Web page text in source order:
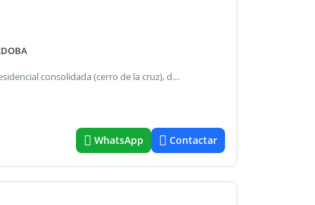
Excelente propiedad con 7 dormitorios ubicada en zona residencial consolidada (cerro de la cruz), destacada por su s&oacute;lido estado de conservaci&oacute;n, funcionalidad y excepcional vista. Especificaciones t&eacute;cnicas: -superficie: 5.500 m&sup2; de terreno | 398 m&sup2; cubiertos. -Dormitorios: 7 habitaciones (4 suites de generosas dimensiones). -&Aacute;rea social: gran living central con doble acceso, galer&iacute;a de vistas panor&aacute;micas, quincho cerrado con asador. -Servicios y dependencias: cocina equipada, cuarto y ba&ntilde;o de servicio, 4 dep&oacute;sitos de guardado. Instalaciones: calefacci&oacute;n central, grupo de limpieza en piscina, alarma y cochera techada para 2 autos. Calidad constructiva: ladrillo visto tradicional, pisos de granito, aberturas de madera. Servicios independientes en ambas alas de la propiedad. -Atenci&oacute;n precio: usd 260.000 una oportunidad &uacute;nica por m&sup2; y ubicaci&oacute;n estrat&eacute;gica en el corredor de sierras chicas. -Ubicaci&oacute;n: https: goo.Gl/maps/io86zrfv1drxdjb29 contacto: https: wa.Me/37 ref#9952915.
WhatsApp Contactar